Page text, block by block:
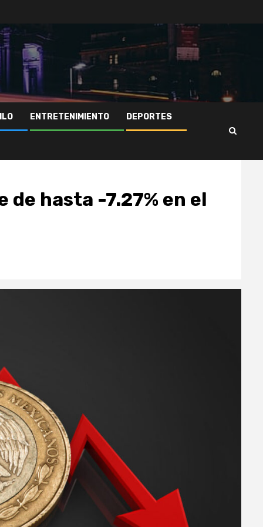
ENTRETENIMIENTO DEPORTES
hasta -7.27% en el